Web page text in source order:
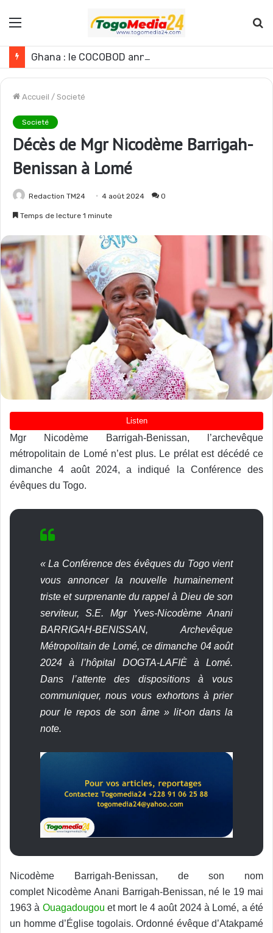
Menu
Accueil / Societé
Societé
Décès de Mgr Nicodème Barrigah-
Benissan à Lomé
Redaction TM24 4 août 2024 0
Temps de lecture 1 minute
Mgr Nicodème Barrigah-Benissan, l’archevêque
métropolitain de Lomé n’est plus. Le prélat est décédé ce
dimanche 4 août 2024, a indiqué la Conférence des
évêques du Togo.
« La Conférence des évêques du Togo vient
vous annoncer la nouvelle humainement
triste et surprenante du rappel à Dieu de son
serviteur, S.E. Mgr Yves-Nicodème Anani
BARRIGAH-BENISSAN, Archevêque
Métropolitain de Lomé, ce dimanche 04 août
2024 à l’hôpital DOGTA-LAFIÈ à Lomé.
Dans l’attente des dispositions à vous
communiquer, nous vous exhortons à prier
pour le repos de son âme » lit-on dans la
note.
Nicodème Barrigah-Benissan, de son nom
complet Nicodème Anani Barrigah-Benissan, né le 19 mai
1963 à Ouagadougou et mort le 4 août 2024 à Lomé, a été
un homme d’Église togolais. Ordonné évêque d’Atakpamé